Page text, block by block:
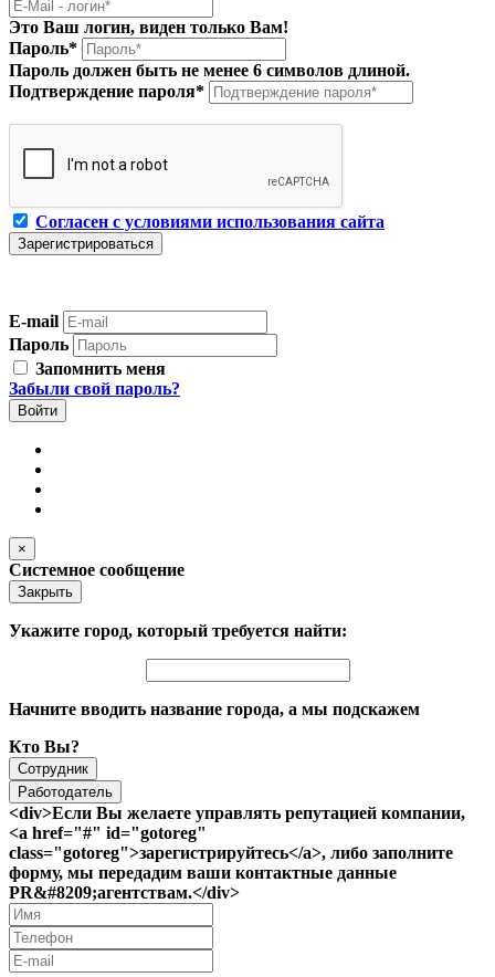
Это Ваш логин, виден только Вам!
Пароль*
Пароль должен быть не менее 6 символов длиной.
Подтверждение пароля*
Согласен с условиями использования сайта
E-mail
Пароль
Запомнить меня
Забыли свой пароль?
×
Системное сообщение
Закрыть
Укажите город, который требуется найти:
Начните вводить название города, а мы подскажем
Кто Вы?
Сотрудник
Работодатель
<div>Если Вы желаете управлять репутацией компании,
<a href="#" id="gotoreg"
class="gotoreg">зарегистрируйтесь</a>, либо заполните
форму, мы передадим ваши контактные данные
PR&#8209;агентствам.</div>